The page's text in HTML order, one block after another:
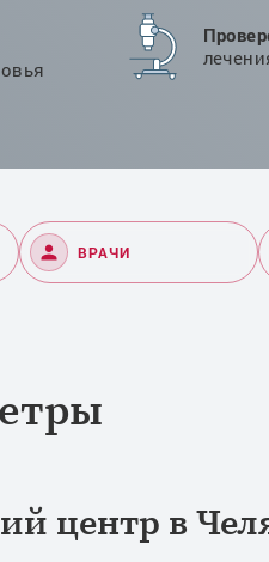
ВРАЧИ
центр в